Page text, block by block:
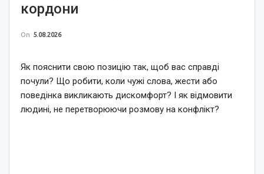
кордони
On 5.08.2026
Як пояснити свою позицію так, щоб вас справді
почули? Що робити, коли чужі слова, жести або
поведінка викликають дискомфорт? І як відмовити
людині, не перетворюючи розмову на конфлікт?